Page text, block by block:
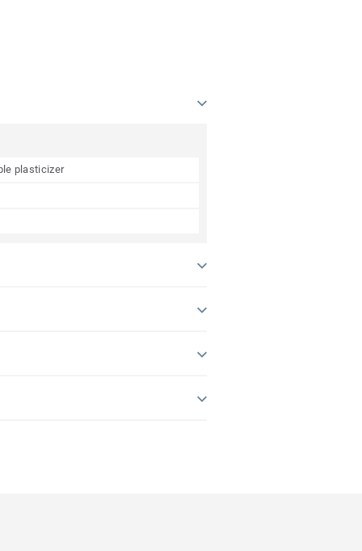
plasticizer